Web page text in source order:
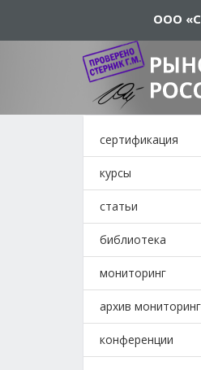
ООО
сертификация
курсы
статьи
библиотека
мониторинг
архив
конференции